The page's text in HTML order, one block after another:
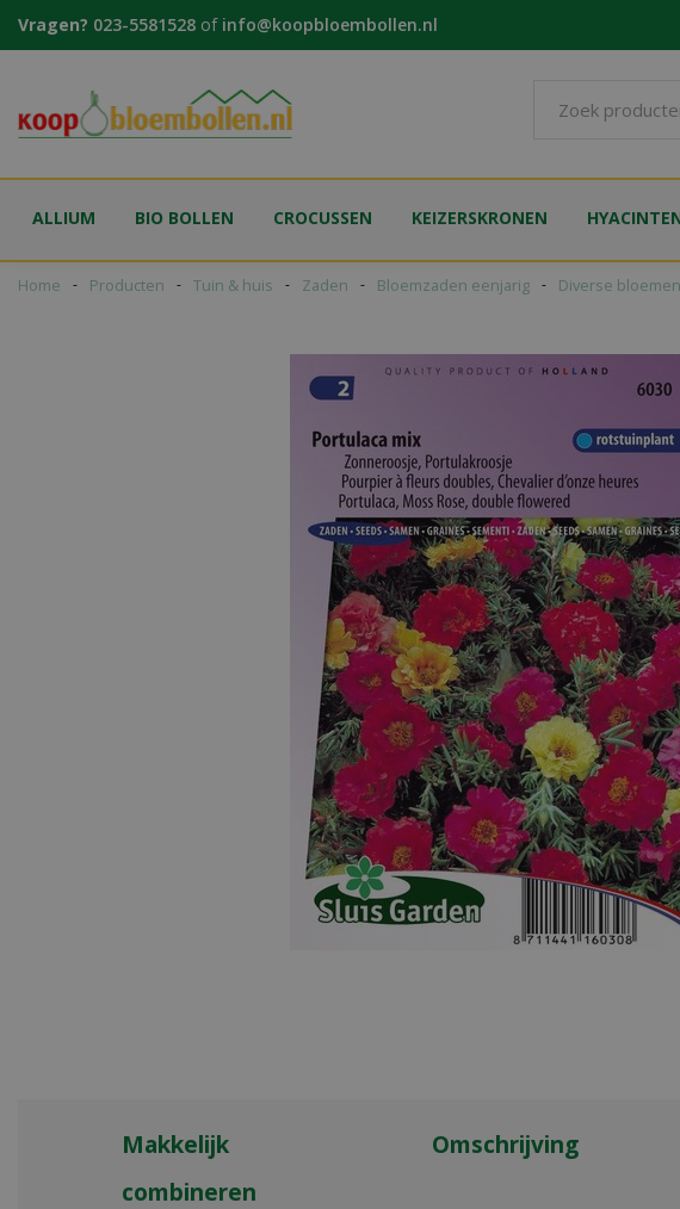
naar
Home Producten Tuin & huis Zaden Bloemzaden eenjarig Diverse
Vragen? 023-5581528 of info@koopbloembollen.nl
ALLIUM BIO BOLLEN CROCUSSEN KEIZERSKRONEN
Makkelijk
combineren
Omschrijving